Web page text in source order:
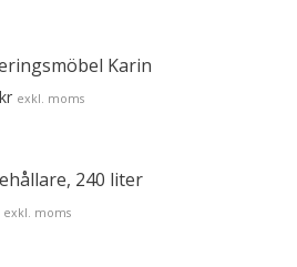
Karin
kr exkl. moms
240 liter
exkl. moms